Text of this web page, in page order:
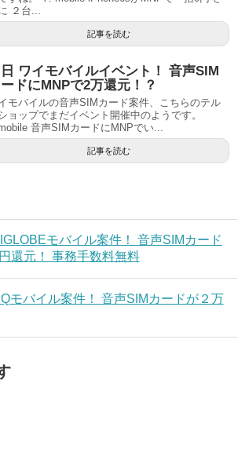
２台...
記事を読む
日 ワイモバイルイベント！ 音声SIM
ドにMNPで2万還元！？
モバイルの音声SIMカード案件、こちらのテル
ョップでまだイベント開催中のようです。
音声SIMカードにMNPでい...
記事を読む
モバイル案件！ 音声SIMカード
還元！ 事務手数料無料
モバイル案件！ 音声SIMカードが２万